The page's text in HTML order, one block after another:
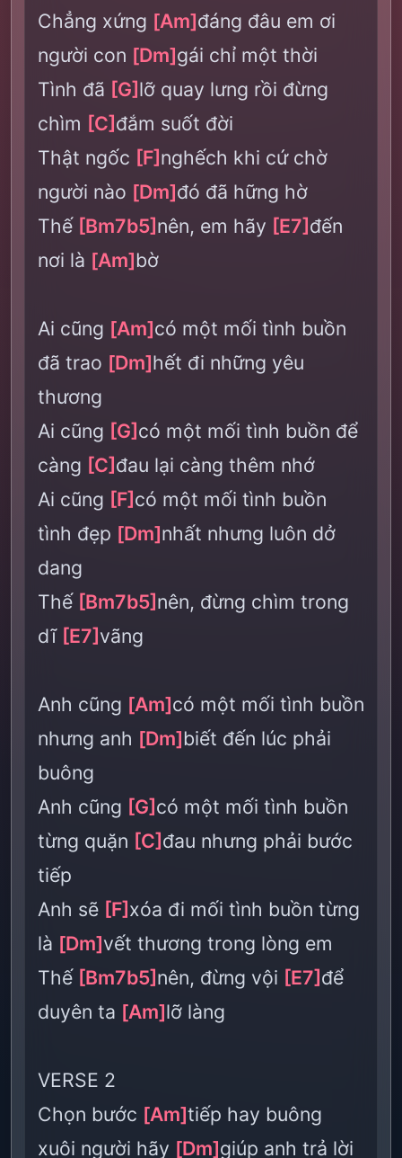
Chẳng xứng [Am]đáng đâu em ơi
người con [Dm]gái chỉ một thời
Tình đã [G]lỡ quay lưng rồi đừng
chìm [C]đắm suốt đời
Thật ngốc [F]nghếch khi cứ chờ
người nào [Dm]đó đã hững hờ
Thế [Bm7b5]nên, em hãy [E7]đến
nơi là [Am]bờ
Ai cũng [Am]có một mối tình buồn
đã trao [Dm]hết đi những yêu
thương
Ai cũng [G]có một mối tình buồn để
càng [C]đau lại càng thêm nhớ
Ai cũng [F]có một mối tình buồn
tình đẹp [Dm]nhất nhưng luôn dở
dang
Thế [Bm7b5]nên, đừng chìm trong
dĩ [E7]vãng
Anh cũng [Am]có một mối tình buồn
nhưng anh [Dm]biết đến lúc phải
buông
Anh cũng [G]có một mối tình buồn
từng quặn [C]đau nhưng phải bước
tiếp
Anh sẽ [F]xóa đi mối tình buồn từng
là [Dm]vết thương trong lòng em
Thế [Bm7b5]nên, đừng vội [E7]để
duyên ta [Am]lỡ làng
VERSE 2
Chọn bước [Am]tiếp hay buông
xuôi người hãy [Dm]giúp anh trả lời